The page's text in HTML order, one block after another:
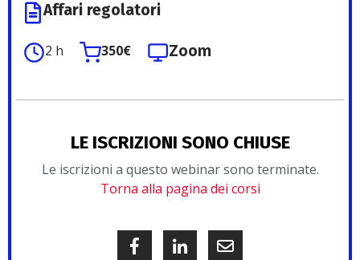
Affari regolatori
2 h 350€ Zoom
LE ISCRIZIONI SONO CHIUSE
Le iscrizioni a questo webinar sono terminate.
Torna alla pagina dei corsi